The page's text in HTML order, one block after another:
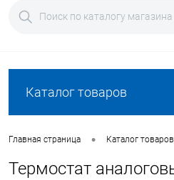
Каталог товаров
Главная страница • Каталог товаров
Термостат